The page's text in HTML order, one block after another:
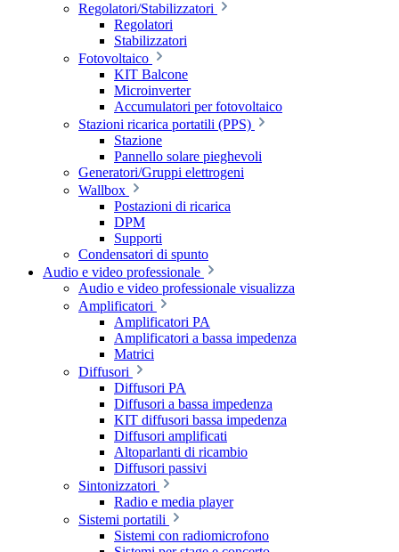
Regolatori/Stabilizzatori
Regolatori
Stabilizzatori
Fotovoltaico
KIT Balcone
Microinverter
Accumulatori per fotovoltaico
Stazioni ricarica portatili (PPS)
Stazione
Pannello solare pieghevoli
Generatori/Gruppi elettrogeni
Wallbox
Postazioni di ricarica
DPM
Supporti
Condensatori di spunto
Audio e video professionale
Audio e video professionale visualizza
Amplificatori
Amplificatori PA
Amplificatori a bassa impedenza
Matrici
Diffusori
Diffusori PA
Diffusori a bassa impedenza
KIT diffusori bassa impedenza
Diffusori amplificati
Altoparlanti di ricambio
Diffusori passivi
Sintonizzatori
Radio e media player
Sistemi portatili
Sistemi con radiomicrofono